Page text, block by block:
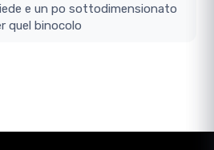
e un po sottodimensionato
quel binocolo